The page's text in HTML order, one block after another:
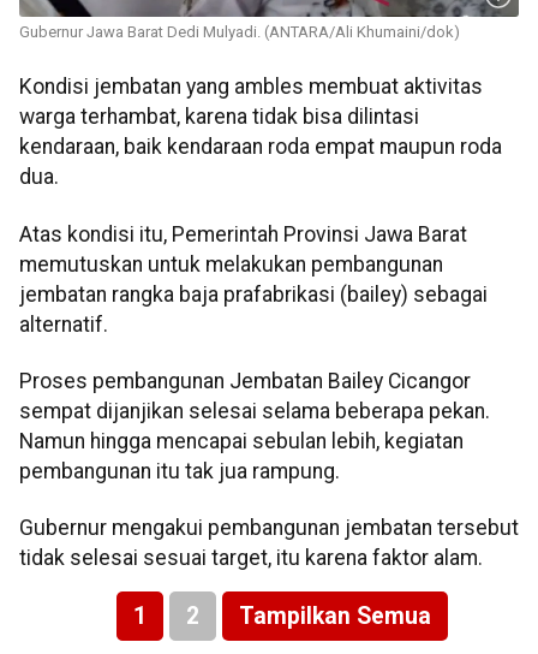
Gubernur Jawa Barat Dedi Mulyadi. (ANTARA/Ali Khumaini/dok)
Kondisi jembatan yang ambles membuat aktivitas
warga terhambat, karena tidak bisa dilintasi
kendaraan, baik kendaraan roda empat maupun roda
dua.
Atas kondisi itu, Pemerintah Provinsi Jawa Barat
memutuskan untuk melakukan pembangunan
jembatan rangka baja prafabrikasi (bailey) sebagai
alternatif.
Proses pembangunan Jembatan Bailey Cicangor
sempat dijanjikan selesai selama beberapa pekan.
Namun hingga mencapai sebulan lebih, kegiatan
pembangunan itu tak jua rampung.
Gubernur mengakui pembangunan jembatan tersebut
tidak selesai sesuai target, itu karena faktor alam.
1 2 Tampilkan Semua